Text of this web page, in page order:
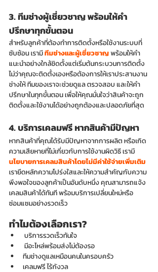
3. ทีมช่างผู้เชี่ยวชาญ พร้อมให้คำ
ปรึกษาทุกขั้นตอน
สำหรับลูกค้าที่ต้องทำการติดตั้งหรือใช้งานระบบที่
ซับซ้อน เรามี ทีมช่างและผู้เชี่ยวชาญ พร้อมให้คำ
แนะนำอย่างใกล้ชิดตั้งแต่เริ่มต้นกระบวนการติดตั้ง
ไม่ว่าคุณจะติดตั้งเองหรือต้องการให้เราประสานงาน
ช่างให้ ทีมของเราจะช่วยดูแล ตรวจสอบ และให้คำ
ปรึกษาในทุกขั้นตอน เพื่อให้คุณมั่นใจว่าสินค้าจะถูก
ติดตั้งและใช้งานได้อย่างถูกต้องและปลอดภัยที่สุด
4. บริการเคลมฟรี หากสินค้ามีปัญหา
หากสินค้าที่คุณได้รับมีปัญหาจากการผลิต หรือเกิด
ความเสียหายที่ไม่เกี่ยวกับการใช้งานผิดวิธี เรามี
นโยบายการเคลมสินค้าโดยไม่มีค่าใช้จ่ายเพิ่มเติม
เรายึดหลักความโปร่งใสและให้ความสำคัญกับความ
พึงพอใจของลูกค้าเป็นอันดับหนึ่ง คุณสามารถแจ้ง
เคลมสินค้าได้ทันที พร้อมบริการเปลี่ยนใหม่หรือ
ซ่อมแซมอย่างรวดเร็ว
ทำไมต้องเลือกเรา?
บริการรวดเร็วทันใจ
มีอะไหล่พร้อมส่งไม่ต้องรอ
ทีมช่างดูแลเหมือนคนในครอบครัว
เคลมฟรี ไร้กังวล